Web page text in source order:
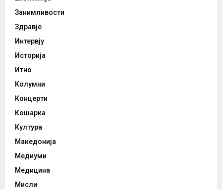
Занимливости
Здравје
Интервју
Историја
Итно
Колумни
Концерти
Кошарка
Култура
Македонија
Медиуми
Медицина
Мисли